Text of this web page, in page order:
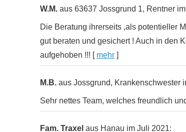
W.M. aus 63637 Jossgrund 1, Rentner
Die Beratung ihrerseits ,als potentieller
gut beraten und gesichert ! Auch in den
aufgehoben !!! [ mehr ]
M.B. aus Jossgrund, Krankenschwester
Sehr nettes Team, welches freundlich
Fam. Traxel aus Hanau im Juli 2021: